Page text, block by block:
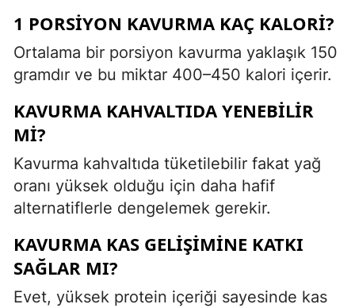
1 PORSIYON KAVURMA KAÇ KALORI?
Ortalama bir porsiyon kavurma yaklaşık 150
gramdır ve bu miktar 400–450 kalori içerir.
KAVURMA KAHVALTIDA YENEBILIR
MI?
Kavurma kahvaltıda tüketilebilir fakat yağ
oranı yüksek olduğu için daha hafif
alternatiflerle dengelemek gerekir.
KAVURMA KAS GELIŞIMINE KATKI
SAĞLAR MI?
Evet, yüksek protein içeriği sayesinde kas